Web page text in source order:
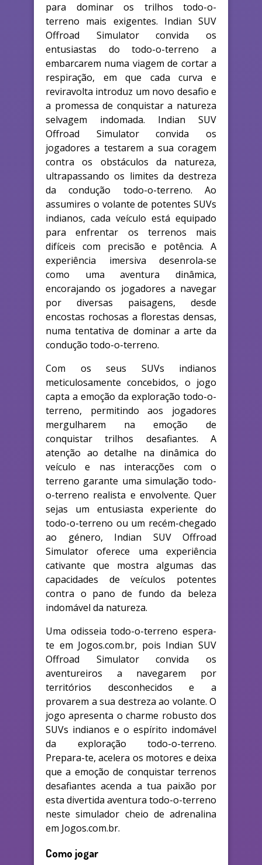
para dominar os trilhos todo-o-
terreno mais exigentes. Indian SUV
Offroad Simulator convida os
entusiastas do todo-o-terreno a
embarcarem numa viagem de cortar a
respiração, em que cada curva e
reviravolta introduz um novo desafio e
a promessa de conquistar a natureza
selvagem indomada. Indian SUV
Offroad Simulator convida os
jogadores a testarem a sua coragem
contra os obstáculos da natureza,
ultrapassando os limites da destreza
da condução todo-o-terreno. Ao
assumires o volante de potentes SUVs
indianos, cada veículo está equipado
para enfrentar os terrenos mais
difíceis com precisão e potência. A
experiência imersiva desenrola-se
como uma aventura dinâmica,
encorajando os jogadores a navegar
por diversas paisagens, desde
encostas rochosas a florestas densas,
numa tentativa de dominar a arte da
condução todo-o-terreno.
Com os seus SUVs indianos
meticulosamente concebidos, o jogo
capta a emoção da exploração todo-o-
terreno, permitindo aos jogadores
mergulharem na emoção de
conquistar trilhos desafiantes. A
atenção ao detalhe na dinâmica do
veículo e nas interacções com o
terreno garante uma simulação todo-
o-terreno realista e envolvente. Quer
sejas um entusiasta experiente do
todo-o-terreno ou um recém-chegado
ao género, Indian SUV Offroad
Simulator oferece uma experiência
cativante que mostra algumas das
capacidades de veículos potentes
contra o pano de fundo da beleza
indomável da natureza.
Uma odisseia todo-o-terreno espera-
te em Jogos.com.br, pois Indian SUV
Offroad Simulator convida os
aventureiros a navegarem por
territórios desconhecidos e a
provarem a sua destreza ao volante. O
jogo apresenta o charme robusto dos
SUVs indianos e o espírito indomável
da exploração todo-o-terreno.
Prepara-te, acelera os motores e deixa
que a emoção de conquistar terrenos
desafiantes acenda a tua paixão por
esta divertida aventura todo-o-terreno
neste simulador cheio de adrenalina
em Jogos.com.br.
Como jogar